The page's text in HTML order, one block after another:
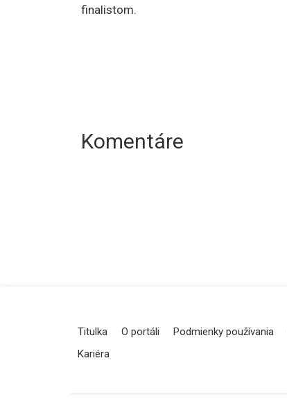
finalistom.
Komentáre
Titulka O portáli Podmienky používania
Kariéra